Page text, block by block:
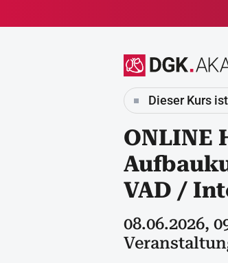
Dieser Kurs
ONLINE
VAD /
08.06.2026,